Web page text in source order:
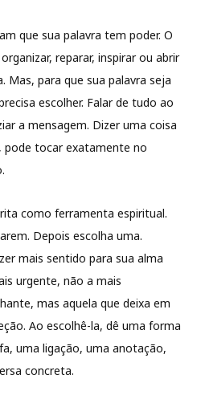
que sua palavra tem poder. O
reparar, inspirar ou abrir
Mas, para que sua palavra seja
escolher. Falar de tudo ao
a mensagem. Dizer uma coisa
pode tocar exatamente no
como ferramenta espiritual.
Depois escolha uma.
mais sentido para sua alma
urgente, não a mais
mas aquela que deixa em
Ao escolhê-la, dê uma forma
uma ligação, uma anotação,
concreta.